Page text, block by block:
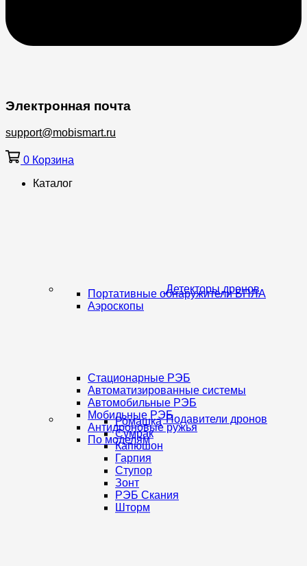
Электронная почта
support@mobismart.ru
0 Корзина
Каталог
Детекторы дронов
Портативные обнаружители БПЛА
Аэроскопы
Подавители дронов
Стационарные РЭБ
Автоматизированные системы
Автомобильные РЭБ
Мобильные РЭБ
Антидроновые ружья
По моделям
Ромашка
Сумрак
Капюшон
Гарпия
Ступор
Зонт
РЭБ Скания
Шторм